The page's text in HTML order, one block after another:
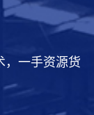
，一手资源货